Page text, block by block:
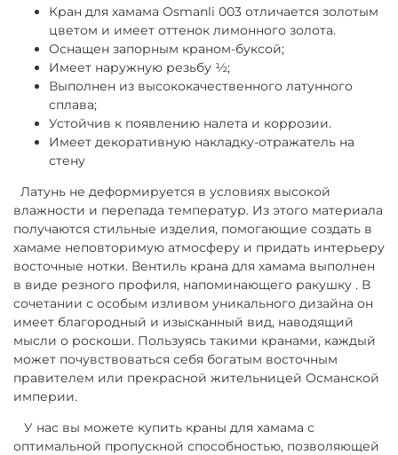
Кран для хамама Osmanli 003 отличается золотым
цветом и имеет оттенок лимонного золота.
Оснащен запорным краном-буксой;
Имеет наружную резьбу ½;
Выполнен из высококачественного латунного
сплава;
Устойчив к появлению налета и коррозии.
Имеет декоративную накладку-отражатель на
стену
Латунь не деформируется в условиях высокой
влажности и перепада температур. Из этого материала
получаются стильные изделия, помогающие создать в
хамаме неповторимую атмосферу и придать интерьеру
восточные нотки. Вентиль крана для хамама выполнен
в виде резного профиля, напоминающего ракушку . В
сочетании с особым изливом уникального дизайна он
имеет благородный и изысканный вид, наводящий
мысли о роскоши. Пользуясь такими кранами, каждый
может почувствоваться себя богатым восточным
правителем или прекрасной жительницей Османской
империи.
У нас вы можете купить краны для хамама с
оптимальной пропускной способностью, позволяющей